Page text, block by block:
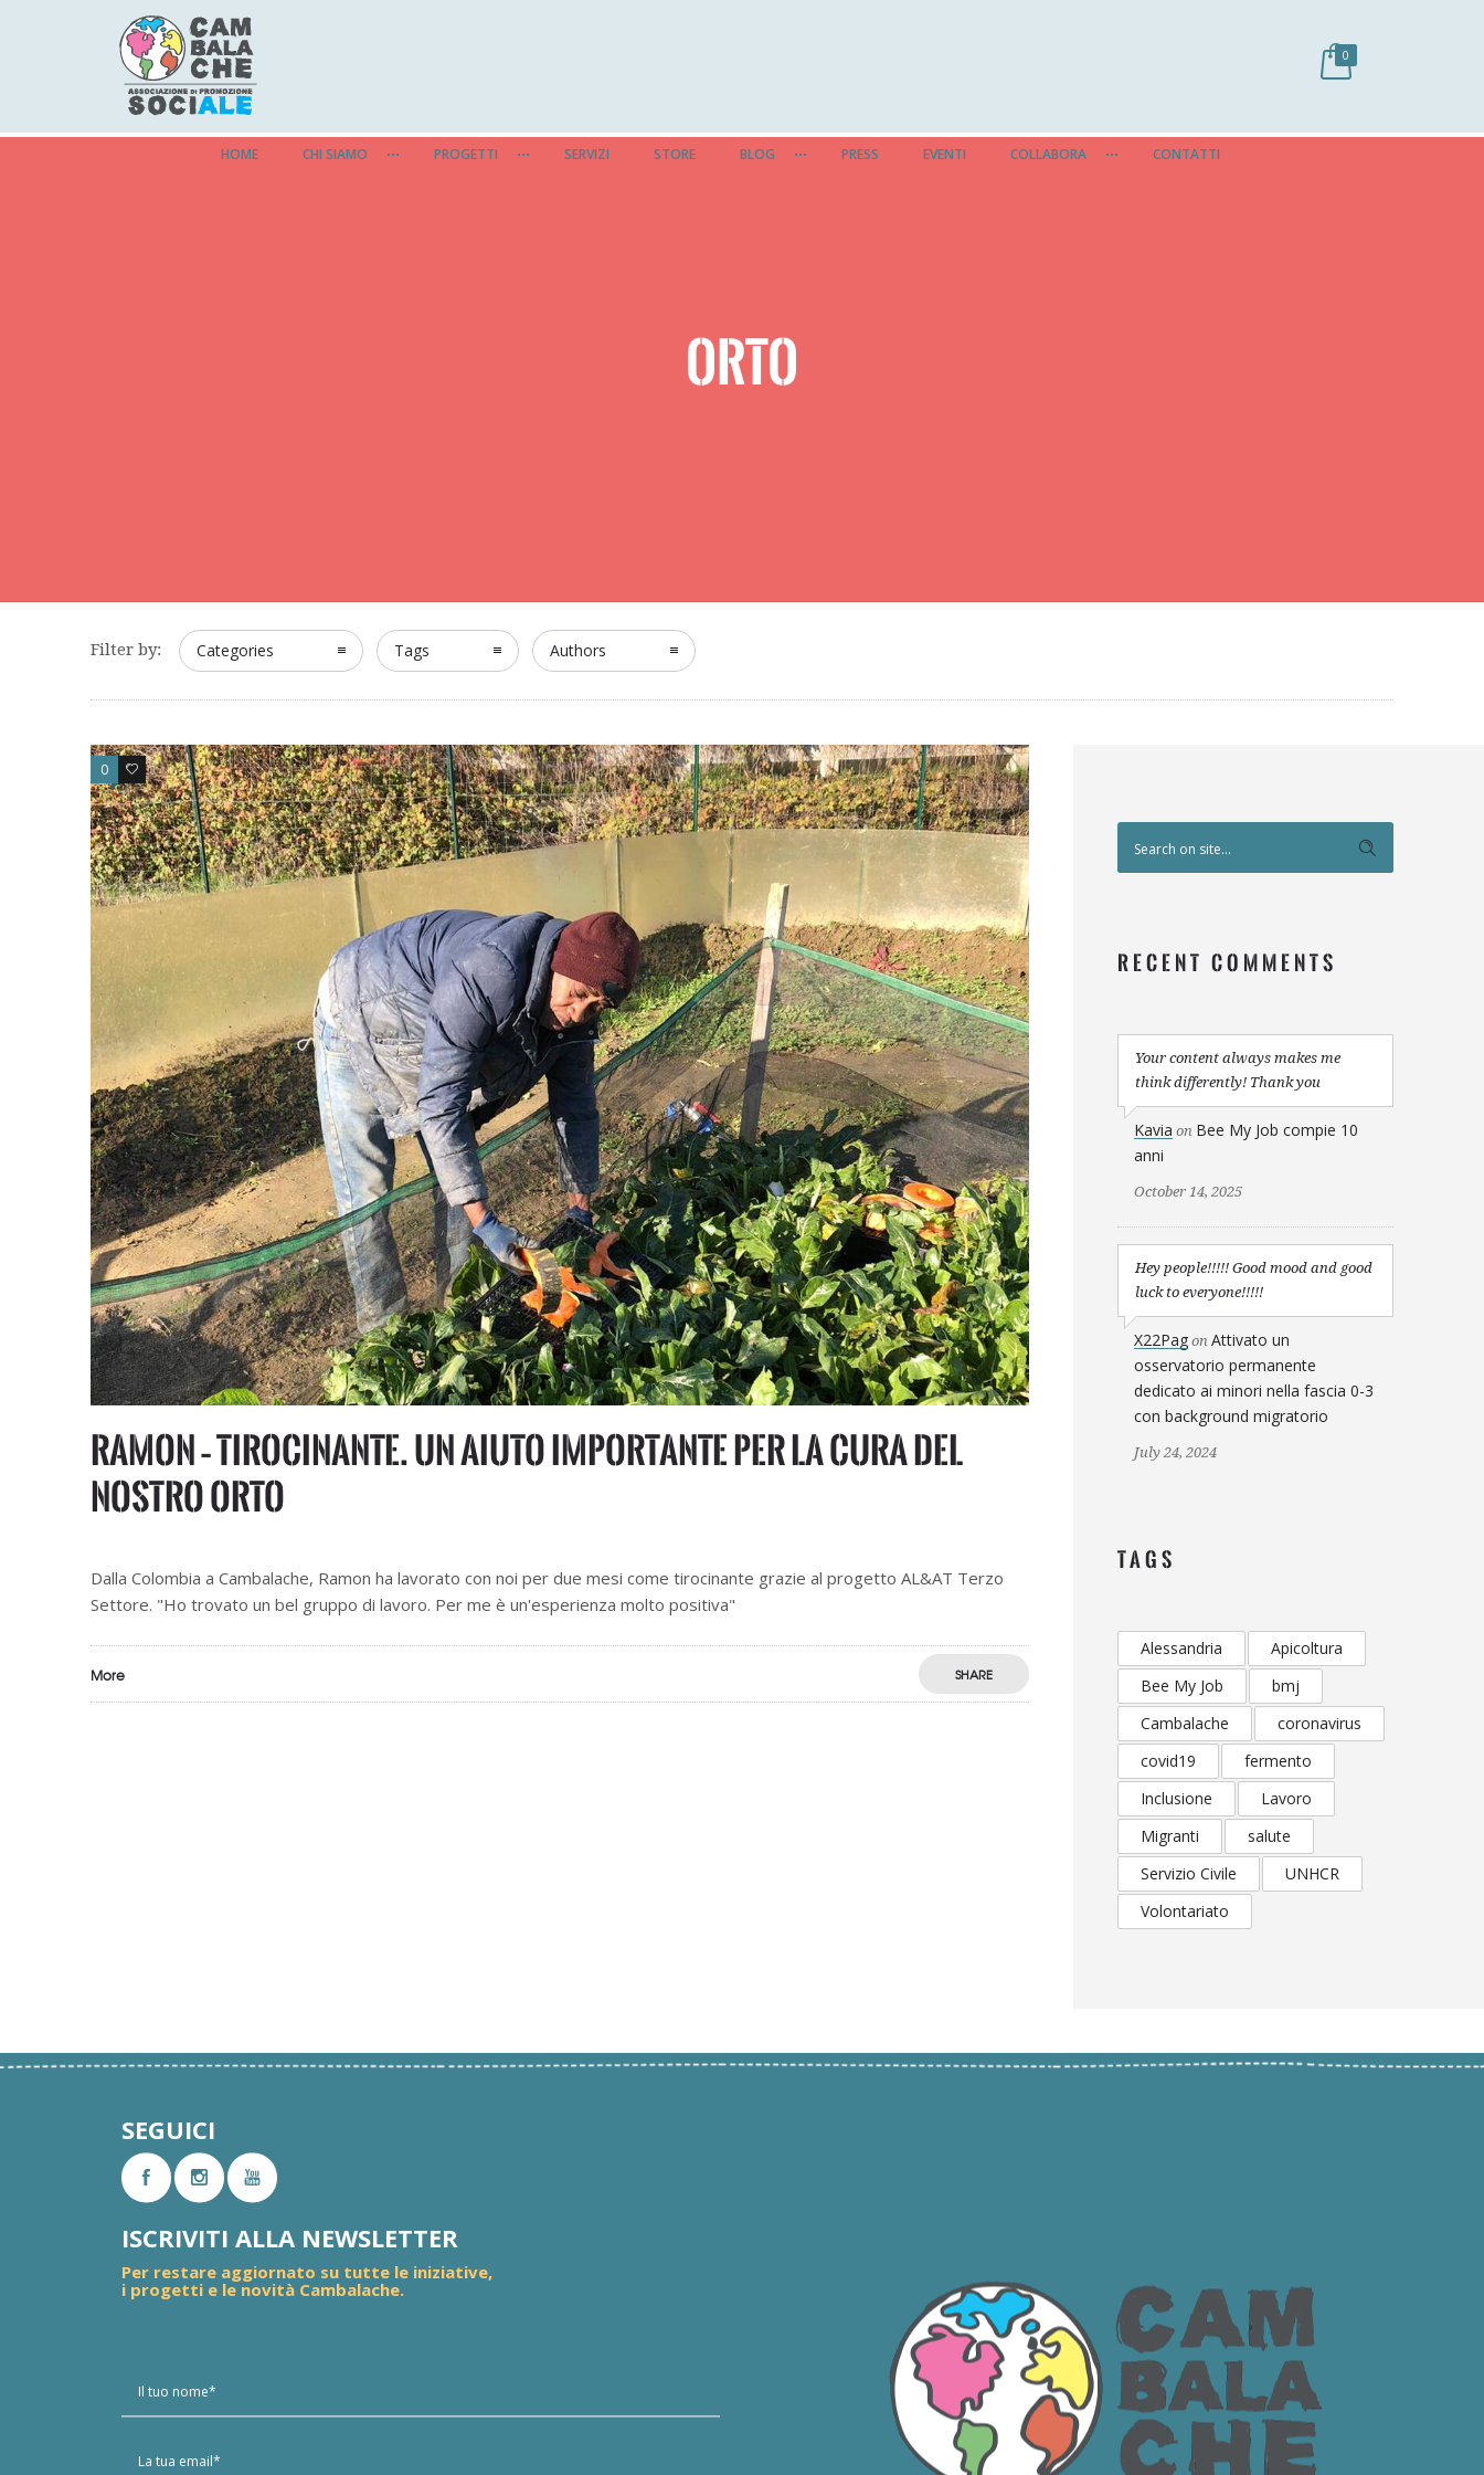
0
HOME CHI SIAMO PROGETTI SERVIZI STORE BLOG PRESS EVENTI COLLABORA CONTATTI
ORTO
Filter by: Categories Tags Authors
0 0
Ramon – tirocinante. Un aiuto importante per la cura del
nostro orto
Dalla Colombia a Cambalache, Ramon ha lavorato con noi per due mesi come tirocinante grazie al progetto AL&AT Terzo
Settore. "Ho trovato un bel gruppo di lavoro. Per me è un'esperienza molto positiva"
More SHARE
RECENT COMMENTS
Your content always makes me
think differently! Thank you
Kavia on Bee My Job compie 10
anni
October 14, 2025
Hey people!!!!! Good mood and good
luck to everyone!!!!!
X22Pag on Attivato un
osservatorio permanente
dedicato ai minori nella fascia 0-3
con background migratorio
July 24, 2024
TAGS
Alessandria
Apicoltura
Bee My Job
bmj
Cambalache
coronavirus
covid19
fermento
Inclusione
Lavoro
Migranti
salute
Servizio Civile
UNHCR
Volontariato
SEGUICI
ISCRIVITI ALLA NEWSLETTER
Per restare aggiornato su tutte le iniziative,
i progetti e le novità Cambalache.